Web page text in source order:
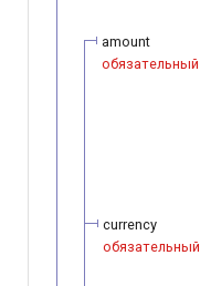
amount
обязательный
currency
обязательный